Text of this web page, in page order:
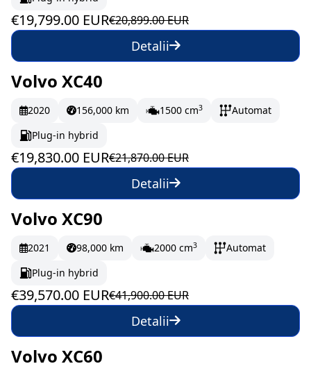
€19,799.00 EUR€20,899.00 EUR
Detalii
În stoc 330.5 EUR/lună
Volvo XC40
2020 156,000 km 1500 cm3
Automat
Plug-in hybrid
€19,830.00 EUR€21,870.00 EUR
Detalii
În stoc 659.5 EUR/lună
Volvo XC90
2021 98,000 km 2000 cm3
Automat
Plug-in hybrid
€39,570.00 EUR€41,900.00 EUR
Detalii
În stoc 438.67 EUR/lună
Volvo XC60